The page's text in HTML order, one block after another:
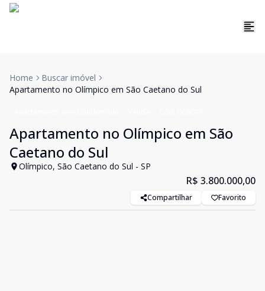
Home
Buscar imóvel
Apartamento no Olímpico em São Caetano do Sul
Apartamento no Olímpico em São
Caetano do Sul
Olímpico, São Caetano do Sul - SP
R$ 3.800.000,00
Compartilhar Favorito